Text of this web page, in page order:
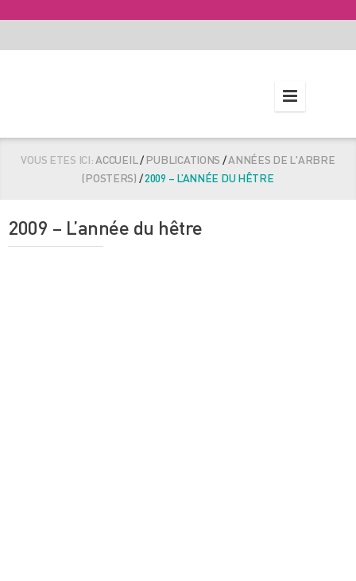
VOUS ETES ICI:ACCUEIL/PUBLICATIONS /ANNÉES DE L'ARBRE
(POSTERS) /2009 – L’ANNÉE DU HÊTRE
2009 – L’année du hêtre